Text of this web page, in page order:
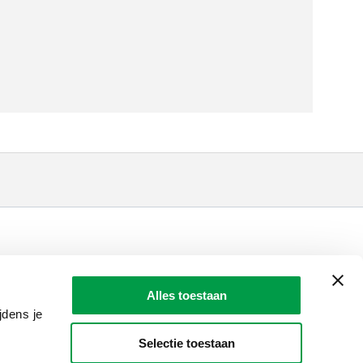
je
Alles toestaan
Selectie toestaan
meldingen & fraudebestrijding